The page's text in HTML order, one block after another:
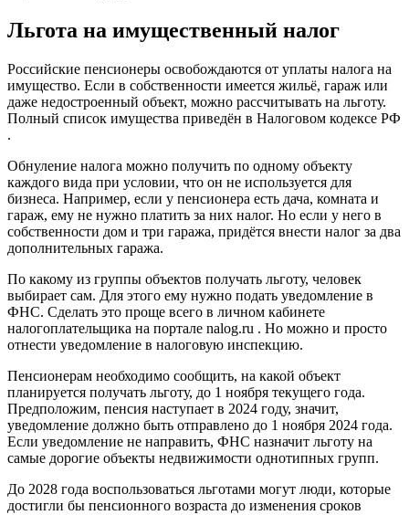
Льгота на имущественный налог
Российские пенсионеры освобождаются от уплаты налога на
имущество. Если в собственности имеется жильё, гараж или
даже недостроенный объект, можно рассчитывать на льготу.
Полный список имущества приведён в Налоговом кодексе РФ
.
Обнуление налога можно получить по одному объекту
каждого вида при условии, что он не используется для
бизнеса. Например, если у пенсионера есть дача, комната и
гараж, ему не нужно платить за них налог. Но если у него в
собственности дом и три гаража, придётся внести налог за два
дополнительных гаража.
По какому из группы объектов получать льготу, человек
выбирает сам. Для этого ему нужно подать уведомление в
ФНС. Сделать это проще всего в личном кабинете
налогоплательщика на портале nalog.ru . Но можно и просто
отнести уведомление в налоговую инспекцию.
Пенсионерам необходимо сообщить, на какой объект
планируется получать льготу, до 1 ноября текущего года.
Предположим, пенсия наступает в 2024 году, значит,
уведомление должно быть отправлено до 1 ноября 2024 года.
Если уведомление не направить, ФНС назначит льготу на
самые дорогие объекты недвижимости однотипных групп.
До 2028 года воспользоваться льготами могут люди, которые
достигли бы пенсионного возраста до изменения сроков